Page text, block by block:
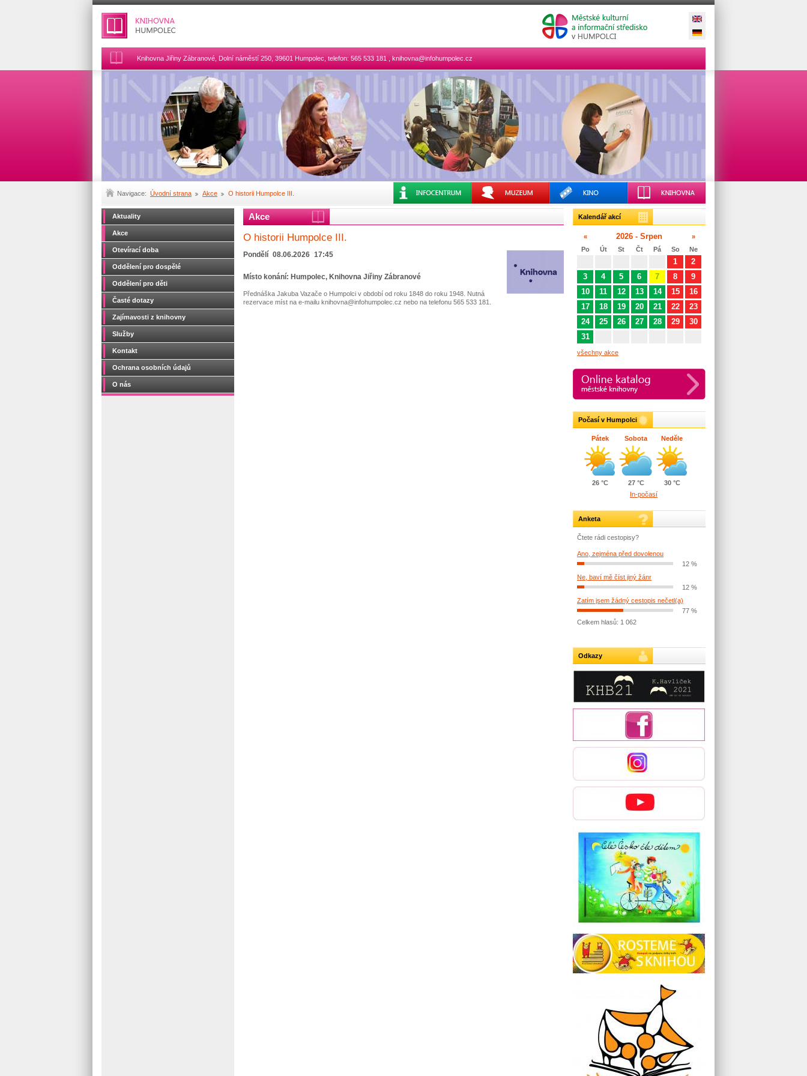
Knihovna Jiřiny Zábranové, Dolní náměstí 250, 39601 Humpolec, telefon: 565 533 181 , knihovna@infohumpolec.cz
Navigace: Úvodní strana Akce O historii Humpolce III.
Aktuality
Akce
Otevírací doba
Oddělení pro dospělé
Oddělení pro děti
Časté dotazy
Zajímavosti z knihovny
Služby
Kontakt
Ochrana osobních údajů
O nás
Akce
O historii Humpolce III.
Pondělí 08.06.2026 17:45
Místo konání: Humpolec, Knihovna Jiřiny Zábranové
Přednáška Jakuba Vazače o Humpolci v období od roku 1848 do roku 1948. Nutná
rezervace míst na e-mailu knihovna@infohumpolec.cz nebo na telefonu 565 533 181.
Kalendář akcí
« 2026 - Srpen
»
Po
Út St Čt Pá So Ne
1
2
3
4 5 6 7 8
9
10
11 12 13 14 15
16
17
18 19 20 21 22
23
24
25 26 27 28 29
30
31
všechny akce
Počasí v Humpolci
Pátek
26 °C
Sobota
27 °C
Neděle
30 °C
In-počasí
Anketa
Čtete rádi cestopisy?
Ano, zejména před dovolenou
12 %
Ne, baví mě číst jiný žánr
12 %
Zatím jsem žádný cestopis nečetl(a)
77 %
Celkem hlasů: 1 062
Odkazy